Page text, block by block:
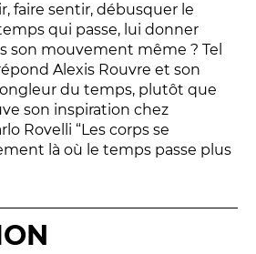
faire sentir, débusquer le
qui passe, lui donner
son mouvement même ? Tel
Alexis Rouvre et son
du temps, plutôt que
son inspiration chez
Rovelli “Les corps se
là où le temps passe plus